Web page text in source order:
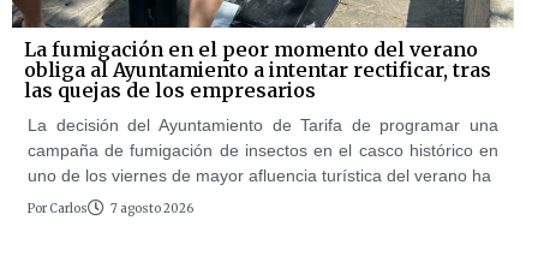
La fumigación en el peor momento del verano
obliga al Ayuntamiento a intentar rectificar, tras
las quejas de los empresarios
La decisión del Ayuntamiento de Tarifa de programar una
campaña de fumigación de insectos en el casco histórico en
uno de los viernes de mayor afluencia turística del verano ha
Por Carlos 7 agosto 2026